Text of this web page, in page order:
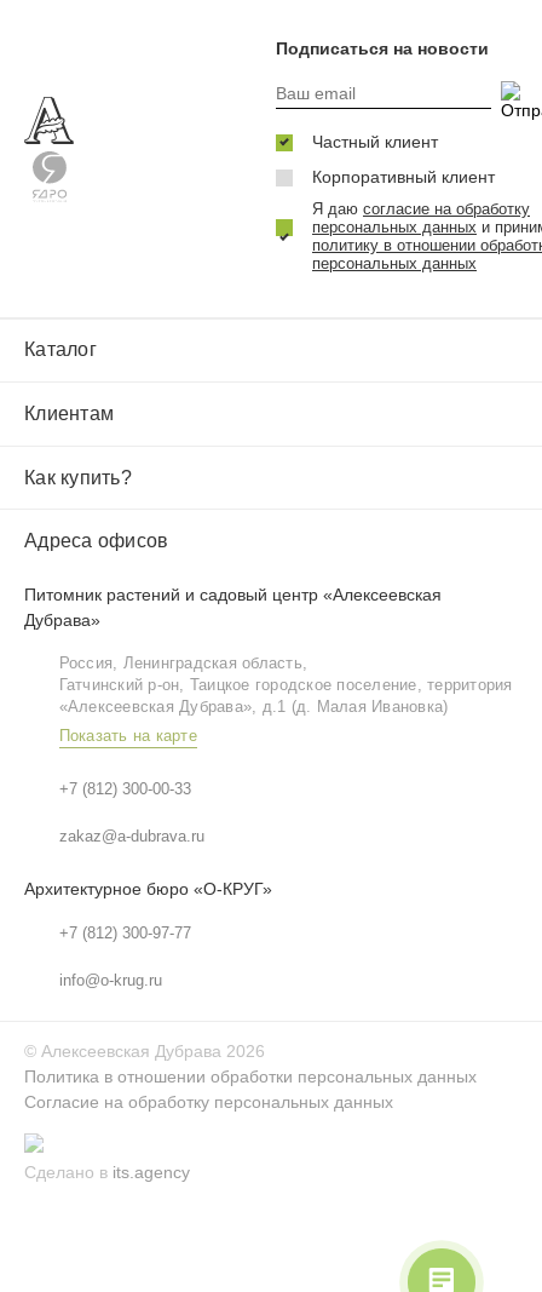
Каталог
Клиентам
Как купить?
Адреса офисов
Питомник растений и садовый центр «Алексеевская
Дубрава»
Россия, Ленинградская область,
Гатчинский р‑он, Таицкое городское поселение, территория
«Алексеевская Дубрава», д.1 (д. Малая Ивановка)
Показать на карте
+7 (812) 300-00-33
zakaz@a-dubrava.ru
Архитектурное бюро «О-КРУГ»
+7 (812) 300-97-77
info@o-krug.ru
Подписаться на новости
Частный клиент
Корпоративный клиент
Я даю согласие на обработку
персональных данных и
политику в отношении
персональных данных
© Алексеевская Дубрава 2026
Политика в отношении обработки персональных данных
Согласие на обработку персональных данных
Сделано в its.agency